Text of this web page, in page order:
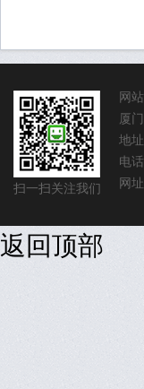
扫一扫关注我们
网
厦
地
电
网址
返回顶部